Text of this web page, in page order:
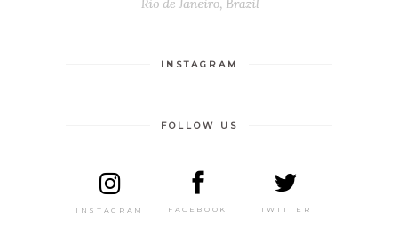
INSTAGRAM
FOLLOW US
INSTAGRAM FACEBOOK TWITTER